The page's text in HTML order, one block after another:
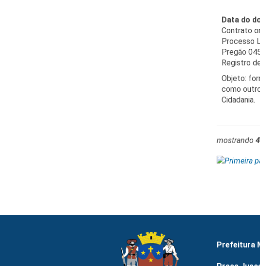
Data do
Contrato
Processo
Pregão
Registro
Objeto:
como
Cidadania.
mostrando 4
Prefeitura